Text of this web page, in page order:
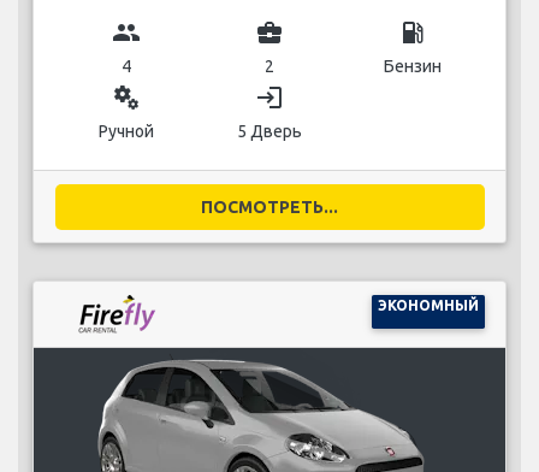
group
4
business_center
2
local_gas_station
Бензин
miscellaneous_services
Ручной
login
5 Дверь
ПОСМОТРЕТЬ...
ЭКОНОМНЫЙ